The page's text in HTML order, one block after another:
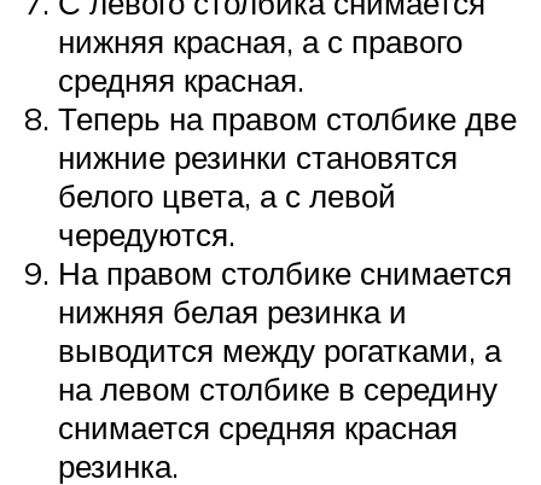
нижняя красная, а с правого
средняя красная.
Теперь на правом столбике две
нижние резинки становятся
белого цвета, а с левой
чередуются.
На правом столбике снимается
нижняя белая резинка и
выводится между рогатками, а
на левом столбике в середину
снимается средняя красная
резинка.